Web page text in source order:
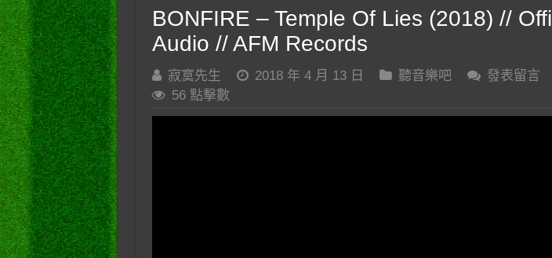
BONFIRE – Temple Of Lies (2018) //
Audio // AFM Records
寂寞先生 2018 年 4 月 13 日 聽音樂吧
發表留言
56 點擊數